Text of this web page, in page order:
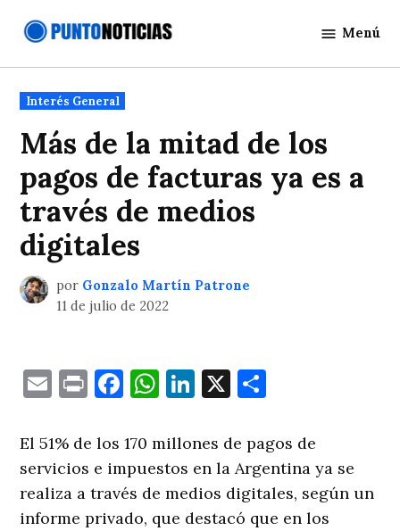
Noticias
Menú
Publicado
en
Interés General
Más de la mitad de los
pagos de facturas ya es a
través de medios
digitales
por Gonzalo Martín Patrone
11 de julio de 2022
EmailPrintFacebook
WhatsApp
LinkedIn
X
El 51% de los 170 millones de pagos de
servicios e impuestos en la Argentina ya se
realiza a través de medios digitales, según un
informe privado, que destacó que en los